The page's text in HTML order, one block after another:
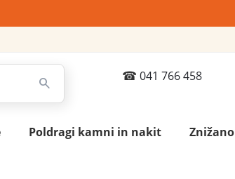
041 766 458
Poldragi kamni in nakit Znižano